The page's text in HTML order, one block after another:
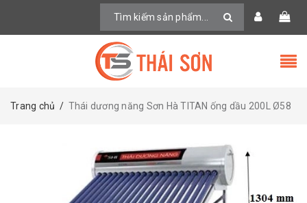
Trang chủ / Thái dương năng Sơn Hà TITAN ống dầu 200L Ø58